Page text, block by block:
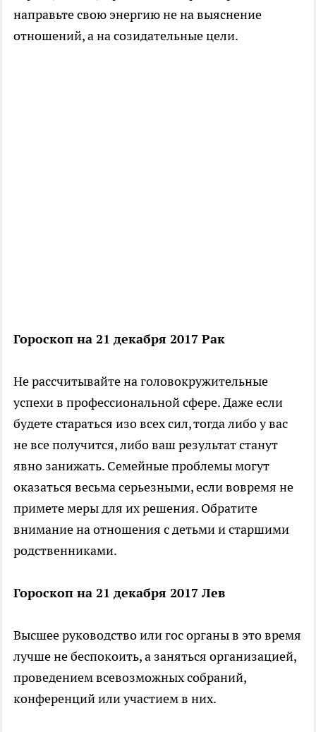
направьте свою энергию не на выяснение
отношений, а на созидательные цели.
Гороскоп на 21 декабря 2017 Рак
Не рассчитывайте на головокружительные
успехи в профессиональной сфере. Даже если
будете стараться изо всех сил, тогда либо у вас
не все получится, либо ваш результат станут
явно занижать. Семейные проблемы могут
оказаться весьма серьезными, если вовремя не
примете меры для их решения. Обратите
внимание на отношения с детьми и старшими
родственниками.
Гороскоп на 21 декабря 2017 Лев
Высшее руководство или гос органы в это время
лучше не беспокоить, а заняться организацией,
проведением всевозможных собраний,
конференций или участием в них.